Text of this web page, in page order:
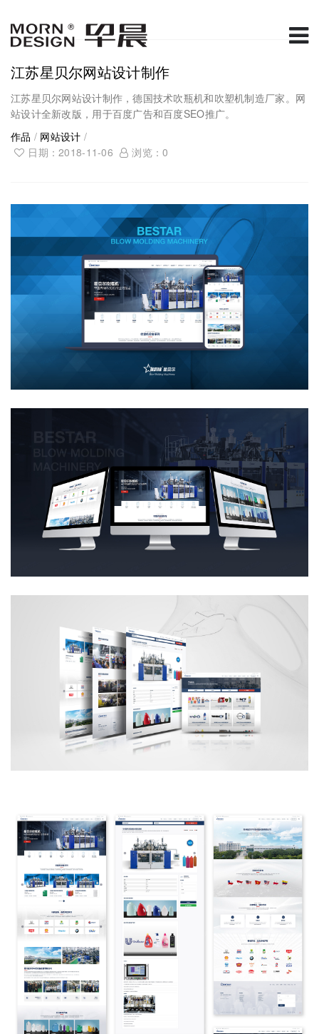
江苏星贝尔网站设计制作
江苏星贝尔网站设计制作，德国技术吹瓶机和吹塑机制造厂家。网
站设计全新改版，用于百度广告和百度SEO推广。
作品 / 网站设计 /
日期：2018-11-06
浏览：0